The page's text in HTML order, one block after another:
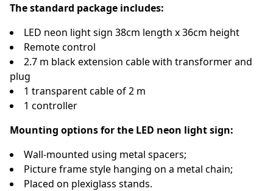
The standard package includes:
LED neon light sign 38cm length x 36cm height
Remote control
2.7 m black extension cable with transformer and
plug
1 transparent cable of 2 m
1 controller
Mounting options for the LED neon light sign:
Wall-mounted using metal spacers;
Picture frame style hanging on a metal chain;
Placed on plexiglass stands.